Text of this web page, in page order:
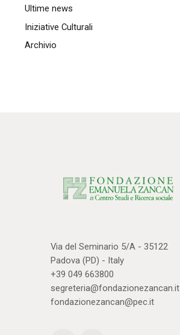
Ultime news
Iniziative Culturali
Archivio
Via del Seminario 5/A - 35122
Padova (PD) - Italy
+39 049 663800
segreteria@fondazionezancan.it
fondazionezancan@pec.it